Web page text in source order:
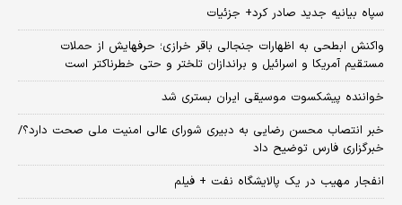
سپاه بیانیه جدید صادر کرد+ جزئیات
واکنش ابطحی به اظهارات جنجالی باقر خرازی؛ حرفهایش از حملات
مستقیم آمریکا و اسرائیل و براندازان تلختر و حتی خطرناکتر است
خواننده پیشکسوت موسیقی ایران بستری شد
خبر انتصاب محسن رضایی به دبیری شورای عالی امنیت ملی صحت دارد؟/
خبرگزاری فارس توضیح داد
انفجار مهیب در یک پالایشگاه نفت + فیلم